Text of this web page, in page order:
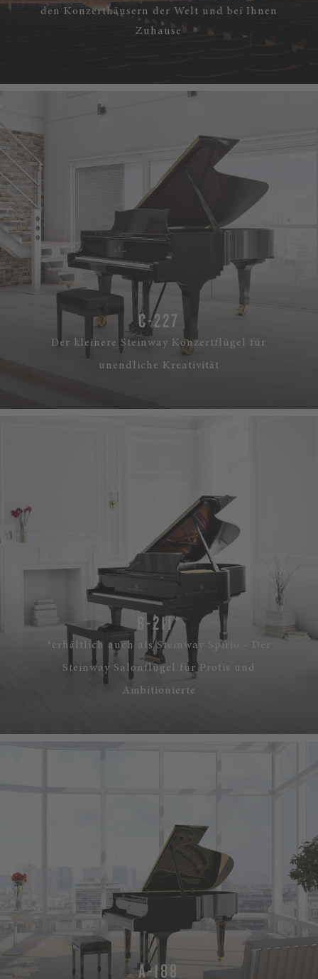
den Konzerthäusern der Welt und bei Ihnen
Zuhause
C-227
Der kleinere Steinway Konzertflügel für
unendliche Kreativität
B-211*
*erhältlich auch als Steinway Spirio - Der
Steinway Salonflügel für Profis und
Ambitionierte
A-188